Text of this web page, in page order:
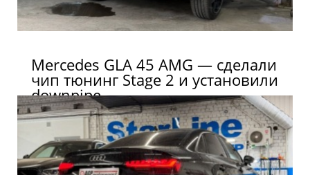
Mercedes GLA 45 AMG — сделали
чип тюнинг Stage 2 и установили
downpipe